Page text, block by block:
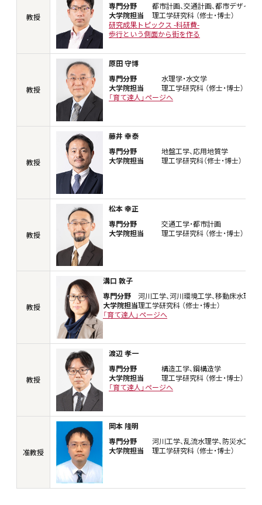
教授
専門分野
都市計画、交通計画、都市デザイン
大学院担当
理工学研究科 （修士・博士）
研究成果トピックス -科研費-
歩行という側面から街を作る
教授
原田 守博
専門分野
水理学・水文学
大学院担当
理工学研究科 （修士・博士）
「育て達人」ページへ
教授
藤井 幸泰
専門分野
地盤工学、応用地質学
大学院担当
理工学研究科（修士・博士）
教授
松本 幸正
専門分野
交通工学・都市計画
大学院担当
理工学研究科 （修士・博士）
教授
溝口 敦子
専門分野
河川工学、河川環境工学、移動床水理学
大学院担当理工学研究科 （修士・博士）
「育て達人」ページへ
教授
渡辺 孝一
専門分野
構造工学、鋼構造学
大学院担当
理工学研究科 （修士・博士）
「育て達人」ページへ
准教授
岡本 隆明
専門分野
河川工学、乱流水理学、防災水工学
大学院担当
理工学研究科 （修士・博士）